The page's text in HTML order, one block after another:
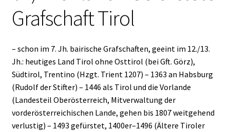
Grafschaft Tirol
– schon im 7. Jh. bairische Grafschaften, geeint im 12./13.
Jh.: heutiges Land Tirol ohne Osttirol (bei Gft. Görz),
Südtirol, Trentino (Hzgt. Trient 1207) – 1363 an Habsburg
(Rudolf der Stifter) – 1446 als Tirol und die Vorlande
(Landesteil Oberösterreich, Mitverwaltung der
vorderösterreichischen Lande, gehen bis 1807 weitgehend
verlustig) – 1493 gefürstet, 1400er–1496 (Ältere Tiroler